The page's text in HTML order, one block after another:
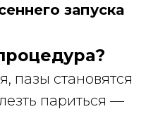
запуска
пазы становятся
париться —